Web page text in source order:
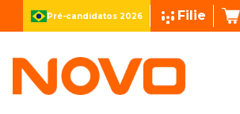
Pré-candidatos 2026 Filie